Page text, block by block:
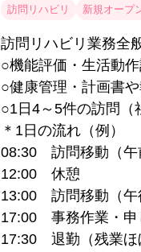
訪問リハビリ 新規オープ
訪問リハビリ業務全
○機能評価・生活動
○健康管理・計画書
○1日4～5件の訪問（
＊1日の流れ（例）
08:30 訪問移動（午
12:00 休憩
13:00 訪問移動（午
17:00 事務作業・申
17:30 退勤（残業ほ